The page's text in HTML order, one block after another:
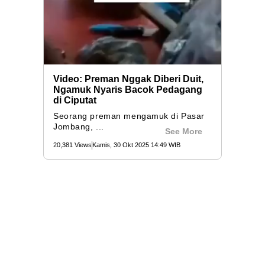
Video: Preman Nggak Diberi Duit,
Ngamuk Nyaris Bacok Pedagang
di Ciputat
Seorang preman mengamuk di Pasar
Jombang, ...
See More
20,381 Views Kamis, 30 Okt 2025 14:49 WIB